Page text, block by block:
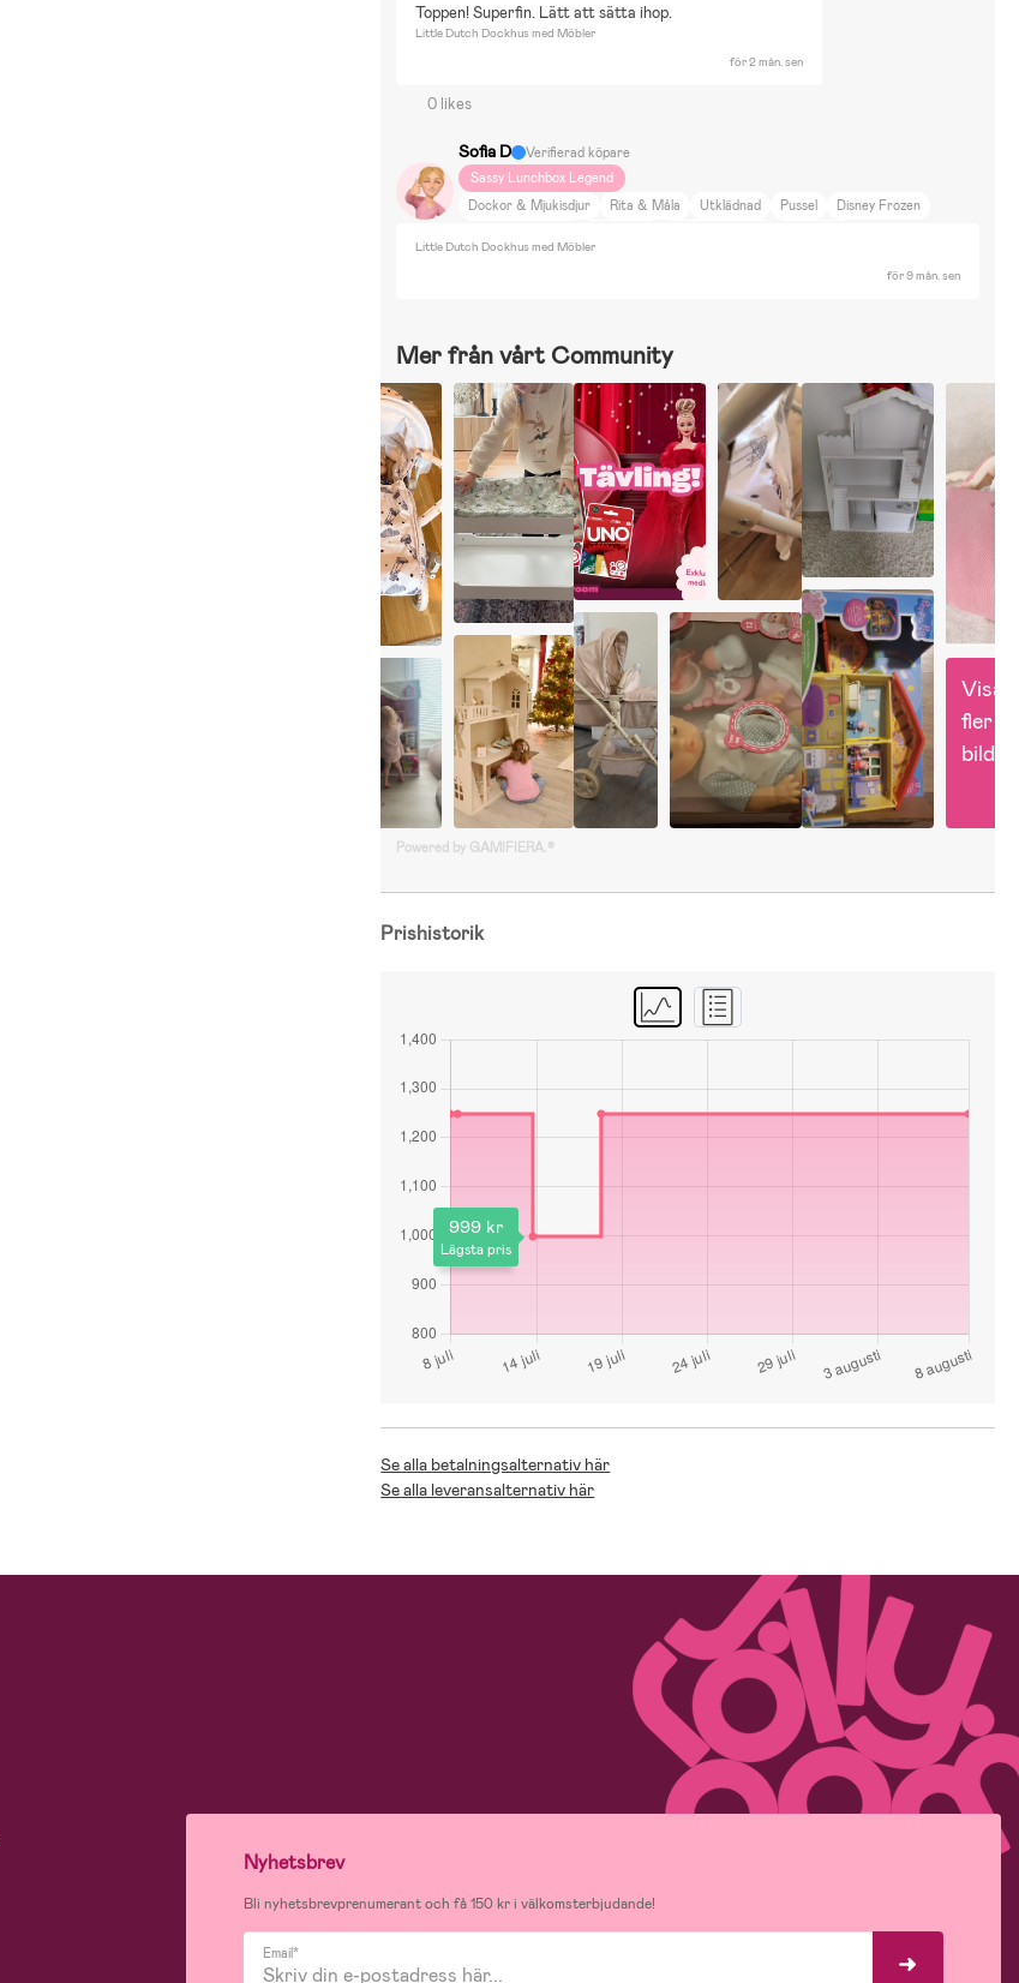
Toppen! Superfin. Lätt att sätta ihop.
Little Dutch Dockhus med Möbler
för 2 mån. sen
0 likes
Sofia D
Verifierad köpare
Sassy Lunchbox Legend
Dockor & Mjukisdjur
Rita & Måla Utklädnad Pussel
Disney Frozen
Little Dutch Dockhus med Möbler
för 9 mån. sen
Mer från vårt Community
Visa
fler
bilder
Powered by GAMIFIERA.®
Prishistorik
999 kr
Lägsta pris
Se alla betalningsalternativ här
Se alla leveransalternativ här
Nyhetsbrev
Bli nyhetsbrevprenumerant och få 150 kr i välkomsterbjudande!
Email*